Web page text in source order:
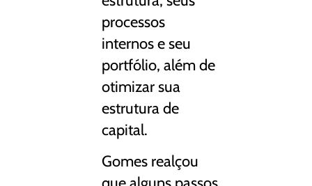
processos
internos e seu
portfólio, além de
otimizar sua
estrutura de
capital.
Gomes realçou